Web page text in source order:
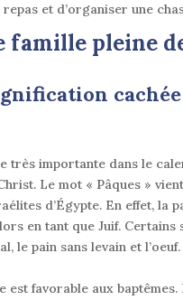
et d’organiser une
famille pleine
très importante dans le
. Le mot « Pâques »
d’Égypte. En effet, la
en tant que Juif. Certains
le pain sans levain et l’oeuf.
est favorable aux baptêmes.